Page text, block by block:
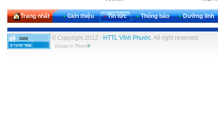
Trang nhất • Giới thiệu • Tin tức • Thông báo • Dưỡng linh
© Copyright 2012 - HTTL Vĩnh Phước. All right reserved.
Design by Phuoc®